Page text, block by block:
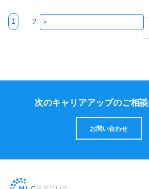
1 2 >
次のキャリアアップのご相
お問い合わせ